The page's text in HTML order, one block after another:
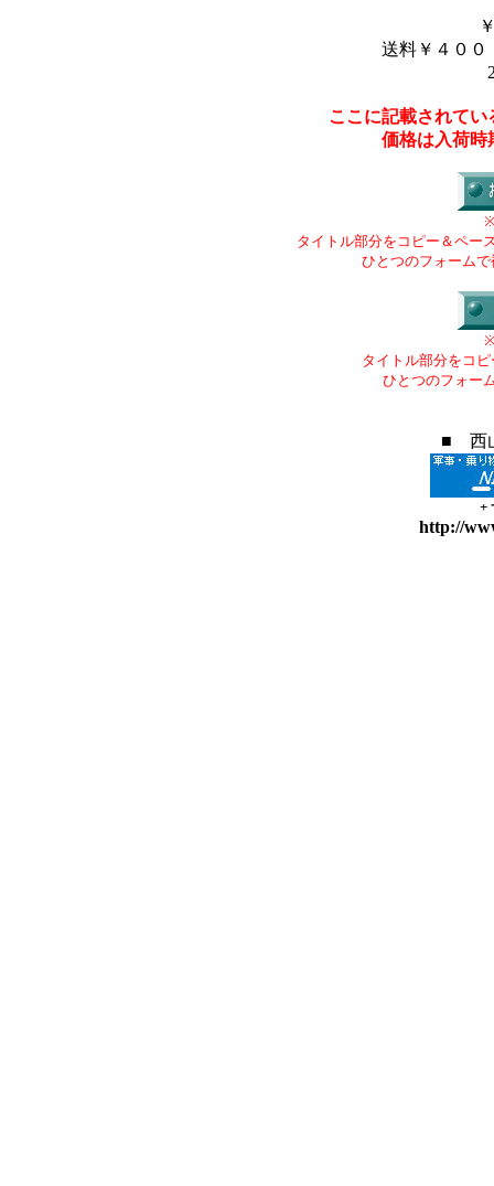
送料￥４００
ここに記載されて
価格は入荷時
タイトル部分をコピー＆ペー
ひとつのフォーム
タイトル部分をコ
ひとつのフォー
■ 西
+
http://